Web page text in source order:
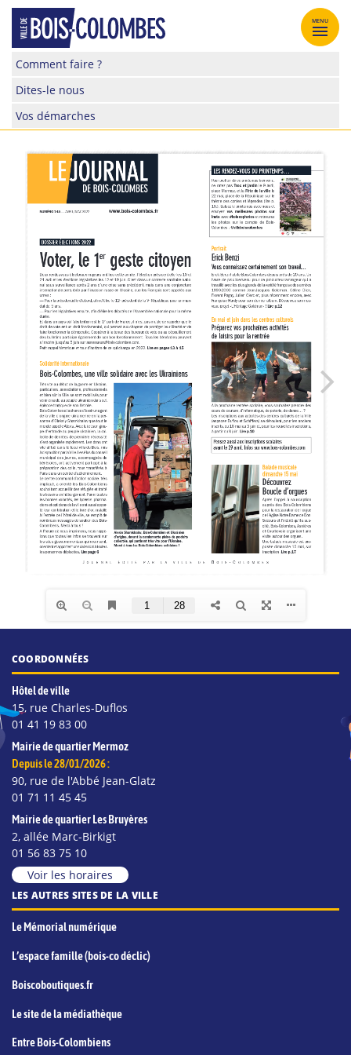
Skip
content
Site
de
la
Bois-
Colombes
Comment faire ?
Dites-le nous
Vos démarches
MENU
COORDONNÉES
Hôtel de ville
15, rue Charles-Duflos
01 41 19 83 00
Mairie de quartier Mermoz
Depuis le 28/01/2026 :
90, rue de l'Abbé Jean-Glatz
01 71 11 45 45
Mairie de quartier Les Bruyères
2, allée Marc-Birkigt
01 56 83 75 10
Voir les horaires
LES AUTRES SITES DE LA VILLE
Le Mémorial numérique
L’espace famille (bois-co déclic)
Boiscoboutiques.fr
Le site de la médiathèque
Entre Bois-Colombiens